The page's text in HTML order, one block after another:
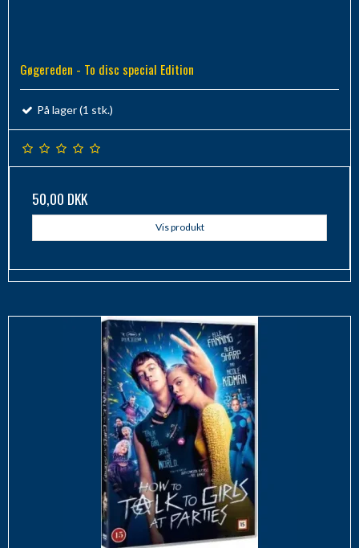
Gøgereden - To disc special Edition
På lager (1 stk.)
50,00 DKK
Vis produkt